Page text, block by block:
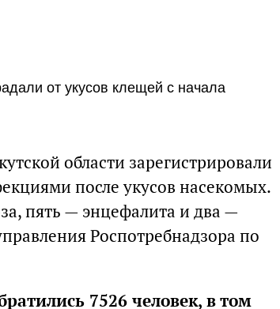
от укусов клещей с начала
области зарегистрировали
после укусов насекомых.
пять — энцефалита и два —
Роспотребнадзора по
7526 человек, в том